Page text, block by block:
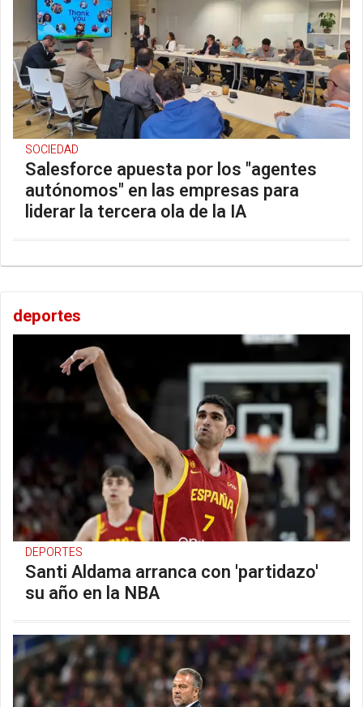
SOCIEDAD
Salesforce apuesta por los "agentes
autónomos" en las empresas para
liderar la tercera ola de la IA
deportes
DEPORTES
Santi Aldama arranca con 'partidazo'
su año en la NBA